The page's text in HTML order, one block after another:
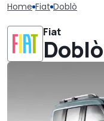
Home Fiat Doblò
Fiat
Doblò